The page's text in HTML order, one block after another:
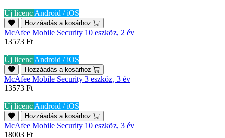
Új licenc Android / iOS
Hozzáadás a kosárhoz
McAfee Mobile Security 10 eszköz, 2 év
13573 Ft
Új licenc Android / iOS
Hozzáadás a kosárhoz
McAfee Mobile Security 3 eszköz, 3 év
13573 Ft
Új licenc Android / iOS
Hozzáadás a kosárhoz
McAfee Mobile Security 10 eszköz, 3 év
18003 Ft